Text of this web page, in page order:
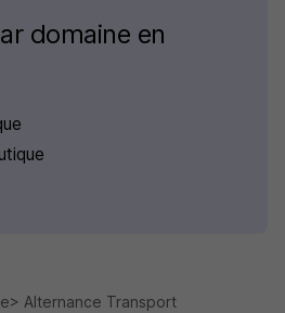
domaine en
Alternance Transport